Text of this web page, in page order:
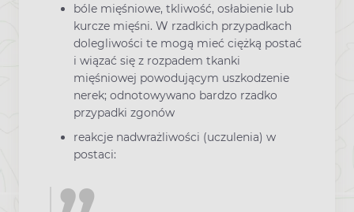
bóle mięśniowe, tkliwość, osłabienie lub
kurcze mięśni. W rzadkich przypadkach
dolegliwości te mogą mieć ciężką postać
i wiązać się z rozpadem tkanki
mięśniowej powodującym uszkodzenie
nerek; odnotowywano bardzo rzadko
przypadki zgonów
reakcje nadwrażliwości (uczulenia) w
postaci: